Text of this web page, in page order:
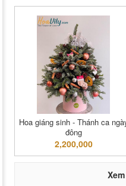
Hoa giáng sinh - Thánh ca
đông
2,200,000